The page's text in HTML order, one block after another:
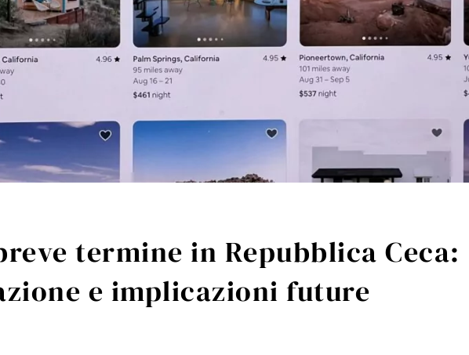
termine in Repubblica Ceca:
e implicazioni future